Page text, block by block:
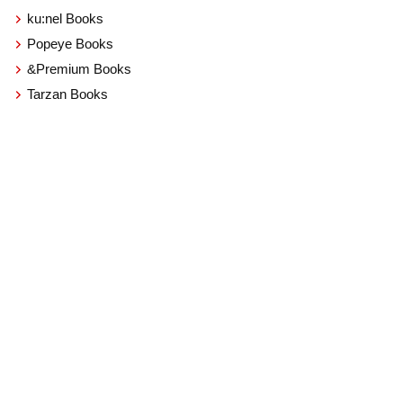
ku:nel Books
Popeye Books
&Premium Books
Tarzan Books